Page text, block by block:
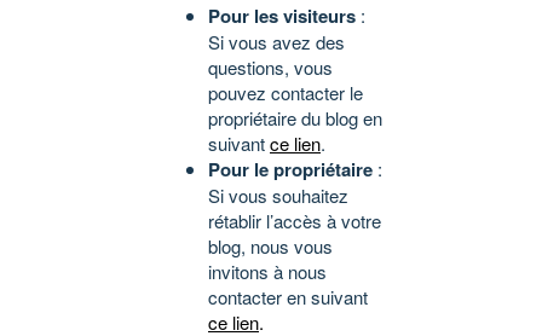
Pour les visiteurs :
Si vous avez des
questions, vous
pouvez contacter le
propriétaire du blog en
suivantce lien.
Pour le propriétaire :
Si vous souhaitez
rétablir l’accès à votre
blog, nous vous
invitons à nous
contacter en suivant
ce lien.